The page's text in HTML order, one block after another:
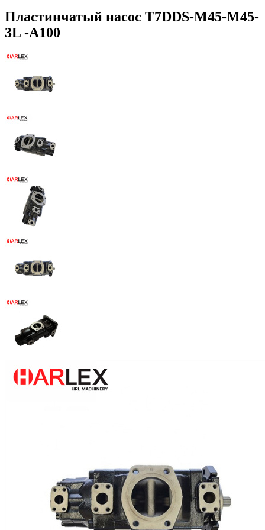
Пластинчатый насос T7DDS-M45-M45-
3L -A100